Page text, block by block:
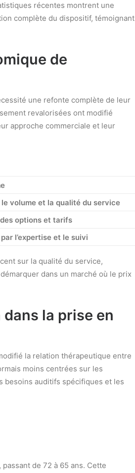
récentes montrent une
complète du dispositif, témoignant
de
une refonte complète de leur
revalorisées ont modifié
approche commerciale et leur
volume et la qualité du service
options et tarifs
l’expertise et le suivi
sur la qualité du service,
dans un marché où le prix
la prise en
la relation thérapeutique entre
moins centrées sur les
besoins auditifs spécifiques et les
de 72 à 65 ans. Cette